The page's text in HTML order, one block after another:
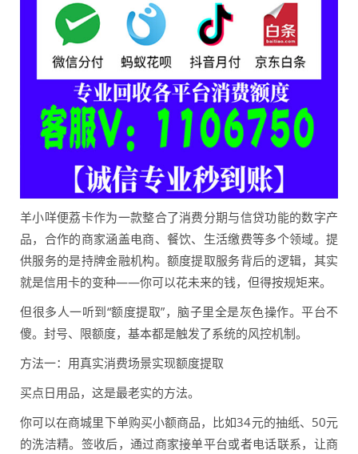
羊小咩便荔卡作为一款整合了消费分期与信贷功能的数字产
品，合作的商家涵盖电商、餐饮、生活缴费等多个领域。提
供服务的是持牌金融机构。额度提取服务背后的逻辑，其实
就是信用卡的变种——你可以花未来的钱，但得按规矩来。
但很多人一听到“额度提取”，脑子里全是灰色操作。平台不
傻。封号、限额度，基本都是触发了系统的风控机制。
方法一：用真实消费场景实现额度提取
买点日用品，这是最老实的方法。
你可以在商城里下单购买小额商品，比如34元的抽纸、50元
的洗洁精。签收后，通过商家接单平台或者电话联系，让商